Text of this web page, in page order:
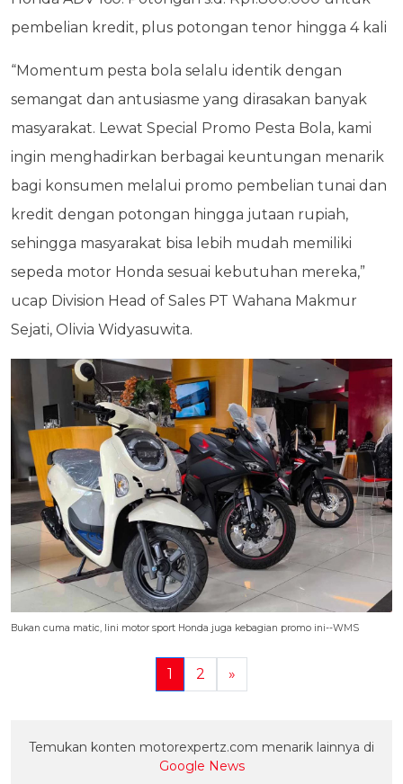
pembelian kredit, plus potongan tenor hingga 4 kali
“Momentum pesta bola selalu identik dengan
semangat dan antusiasme yang dirasakan banyak
masyarakat. Lewat Special Promo Pesta Bola, kami
ingin menghadirkan berbagai keuntungan menarik
bagi konsumen melalui promo pembelian tunai dan
kredit dengan potongan hingga jutaan rupiah,
sehingga masyarakat bisa lebih mudah memiliki
sepeda motor Honda sesuai kebutuhan mereka,”
ucap Division Head of Sales PT Wahana Makmur
Sejati, Olivia Widyasuwita.
Bukan cuma matic, lini motor sport Honda juga kebagian promo ini--WMS
1 2 »
Temukan konten motorexpertz.com menarik lainnya di
Google News